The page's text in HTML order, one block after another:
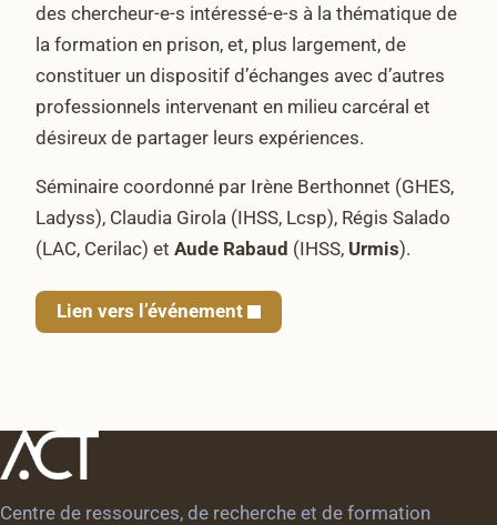
des chercheur-e-s intéressé-e-s à la thématique de
la formation en prison, et, plus largement, de
constituer un dispositif d’échanges avec d’autres
professionnels intervenant en milieu carcéral et
désireux de partager leurs expériences.
Séminaire coordonné par Irène Berthonnet (GHES,
Ladyss), Claudia Girola (IHSS, Lcsp), Régis Salado
(LAC, Cerilac) et Aude Rabaud (IHSS, Urmis).
Lien vers l’événement
Centre de ressources, de recherche et de formation